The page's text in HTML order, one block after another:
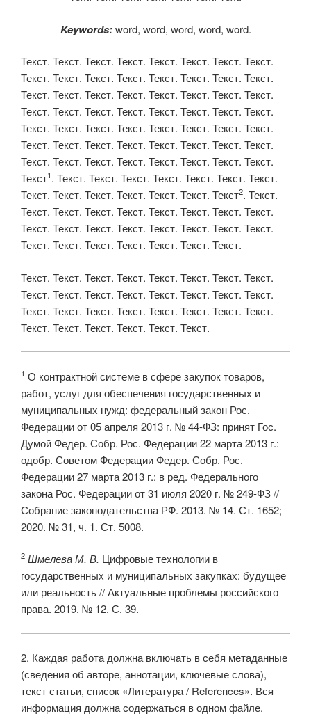
Keywords:word, word, word, word, word.
Текст. Текст. Текст. Текст. Текст. Текст. Текст. Текст.
Текст. Текст. Текст. Текст. Текст. Текст. Текст. Текст.
Текст. Текст. Текст. Текст. Текст. Текст. Текст. Текст.
Текст. Текст. Текст. Текст. Текст. Текст. Текст. Текст.
Текст. Текст. Текст. Текст. Текст. Текст. Текст. Текст.
Текст. Текст. Текст. Текст. Текст. Текст. Текст. Текст.
Текст. Текст. Текст. Текст. Текст. Текст. Текст. Текст.
Текст1. Текст. Текст. Текст. Текст. Текст. Текст. Текст.
Текст. Текст. Текст. Текст. Текст. Текст. Текст2. Текст.
Текст. Текст. Текст. Текст. Текст. Текст. Текст. Текст.
Текст. Текст. Текст. Текст. Текст. Текст. Текст. Текст.
Текст. Текст. Текст. Текст. Текст. Текст. Текст.
Текст. Текст. Текст. Текст. Текст. Текст. Текст. Текст.
Текст. Текст. Текст. Текст. Текст. Текст. Текст. Текст.
Текст. Текст. Текст. Текст. Текст. Текст. Текст. Текст.
Текст. Текст. Текст. Текст. Текст. Текст.
1 О контрактной системе в сфере закупок товаров,
работ, услуг для обеспечения государственных и
муниципальных нужд: федеральный закон Рос.
Федерации от 05 апреля 2013 г. № 44-ФЗ: принят Гос.
Думой Федер. Собр. Рос. Федерации 22 марта 2013 г.:
одобр. Советом Федерации Федер. Собр. Рос.
Федерации 27 марта 2013 г.: в ред. Федерального
закона Рос. Федерации от 31 июля 2020 г. № 249-ФЗ //
Собрание законодательства РФ. 2013. № 14. Ст. 1652;
2020. № 31, ч. 1. Ст. 5008.
2 Шмелева М. В. Цифровые технологии в
государственных и муниципальных закупках: будущее
или реальность // Актуальные проблемы российского
права. 2019. № 12. С. 39.
2. Каждая работа должна включать в себя метаданные
(сведения об авторе, аннотации, ключевые слова),
текст статьи, список «Литература / References». Вся
информация должна содержаться в одном файле.